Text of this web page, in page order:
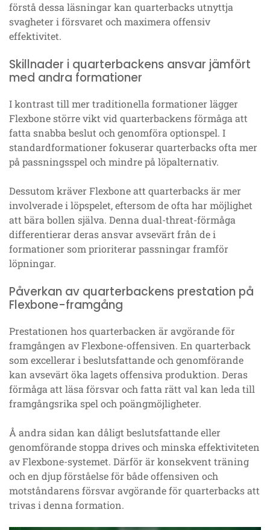
förstå dessa läsningar kan quarterbacks utnyttja
svagheter i försvaret och maximera offensiv
effektivitet.
Skillnader i quarterbackens ansvar jämfört
med andra formationer
I kontrast till mer traditionella formationer lägger
Flexbone större vikt vid quarterbackens förmåga att
fatta snabba beslut och genomföra optionspel. I
standardformationer fokuserar quarterbacks ofta mer
på passningsspel och mindre på löpalternativ.
Dessutom kräver Flexbone att quarterbacks är mer
involverade i löpspelet, eftersom de ofta har möjlighet
att bära bollen själva. Denna dual-threat-förmåga
differentierar deras ansvar avsevärt från de i
formationer som prioriterar passningar framför
löpningar.
Påverkan av quarterbackens prestation på
Flexbone-framgång
Prestationen hos quarterbacken är avgörande för
framgången av Flexbone-offensiven. En quarterback
som excellerar i beslutsfattande och genomförande
kan avsevärt öka lagets offensiva produktion. Deras
förmåga att läsa försvar och fatta rätt val kan leda till
framgångsrika spel och poängmöjligheter.
Å andra sidan kan dåligt beslutsfattande eller
genomförande stoppa drives och minska effektiviteten
av Flexbone-systemet. Därför är konsekvent träning
och en djup förståelse för både offensiven och
motståndarens försvar avgörande för quarterbacks att
trivas i denna formation.